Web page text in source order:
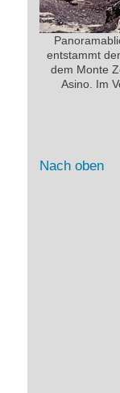
entstammt
dem Monte
Asino. Im
Nach oben